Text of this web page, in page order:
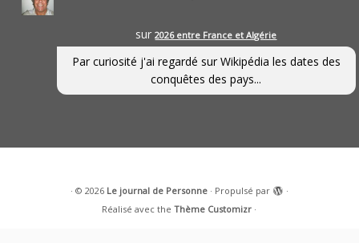
sur2026 entre France et Algérie
Par curiosité j'ai regardé sur Wikipédia les dates des
conquêtes des pays...
· © 2026 Le journal de Personne· Propulsé par
·
Réalisé avec theThème Customizr ·